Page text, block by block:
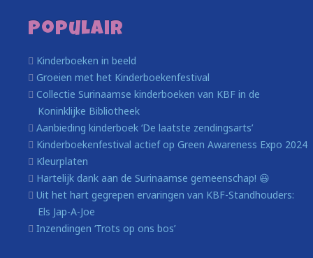
Populair
Kinderboeken in beeld
Groeien met het Kinderboekenfestival
Collectie Surinaamse kinderboeken van KBF in de
Koninklijke Bibliotheek
Aanbieding kinderboek ‘De laatste zendingsarts’
Kinderboekenfestival actief op Green Awareness Expo 2024
Kleurplaten
Hartelijk dank aan de Surinaamse gemeenschap! 😃
Uit het hart gegrepen ervaringen van KBF-Standhouders:
Els Jap-A-Joe
Inzendingen ‘Trots op ons bos’